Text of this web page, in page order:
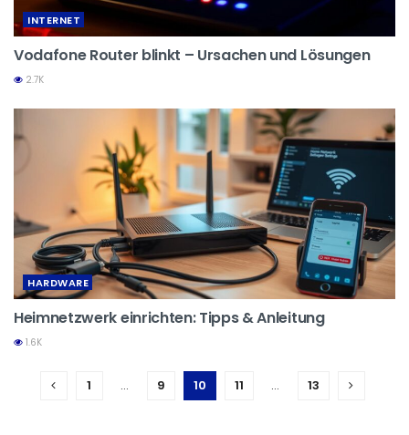
INTERNET
Vodafone Router blinkt – Ursachen und Lösungen
2.7K
HARDWARE
Heimnetzwerk einrichten: Tipps & Anleitung
1.6K
1 … 9 10 11 … 13